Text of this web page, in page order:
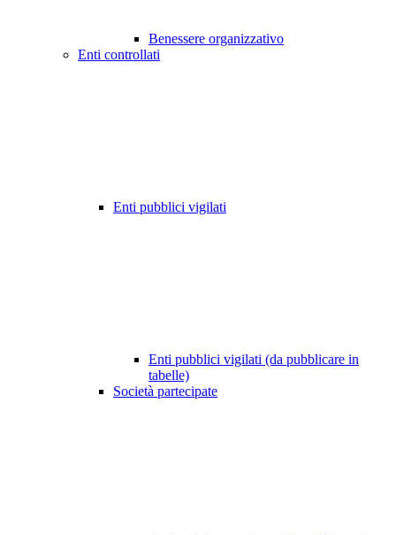
Benessere organizzativo
Enti controllati
Enti pubblici vigilati
Enti pubblici vigilati (da pubblicare in
tabelle)
Società partecipate